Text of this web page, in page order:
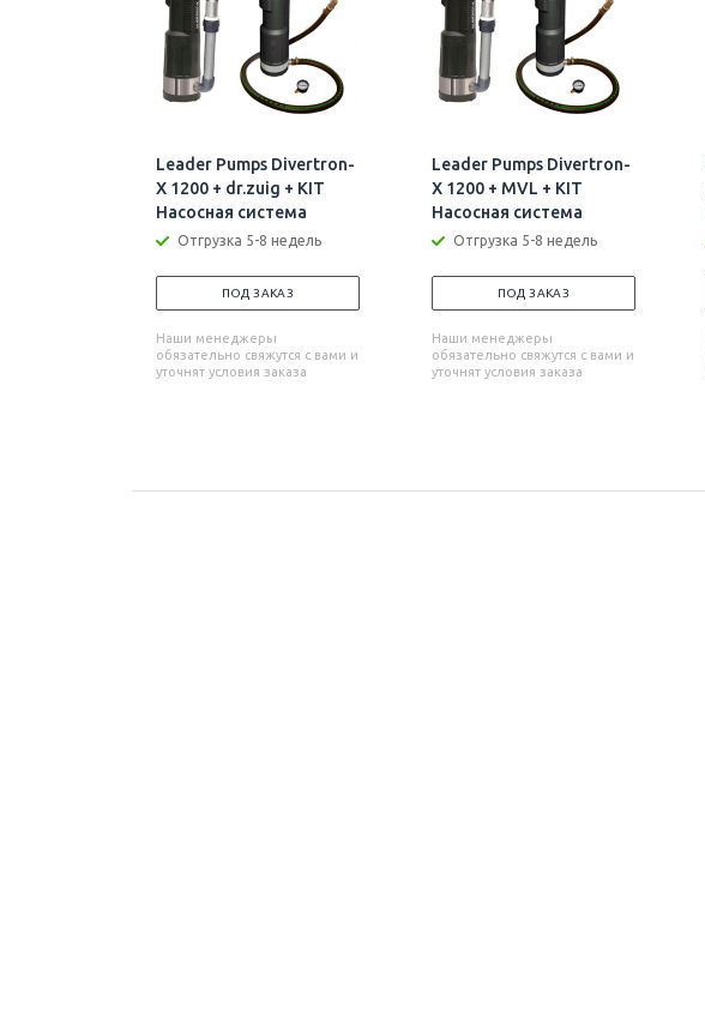
Leader Pumps Divertron-
X 1200 + dr.zuig + KIT
Насосная система
Отгрузка 5-8 недель
ПОД ЗАКАЗ
Наши менеджеры
обязательно свяжутся с вами и
уточнят условия заказа
Leader Pumps Divertron-
X 1200 + MVL + KIT
Насосная система
Отгрузка 5-8 недель
ПОД ЗАКАЗ
Наши менеджеры
обязательно свяжутся с вами и
уточнят условия заказа